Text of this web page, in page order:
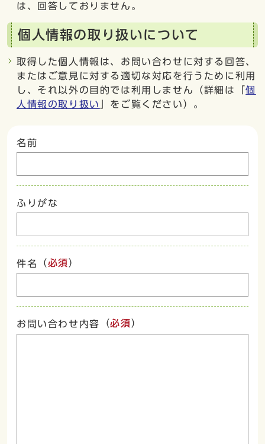
は、回答しておりません。
個人情報の取り扱いについて
取得した個人情報は、お問い合わせに対する回答、
またはご意見に対する適切な対応を行うために利用
し、それ以外の目的では利用しません（詳細は「個
人情報の取り扱い
」をご覧ください）。
名前
ふりがな
件名 （必須）
お問い合わせ内容 （必須）